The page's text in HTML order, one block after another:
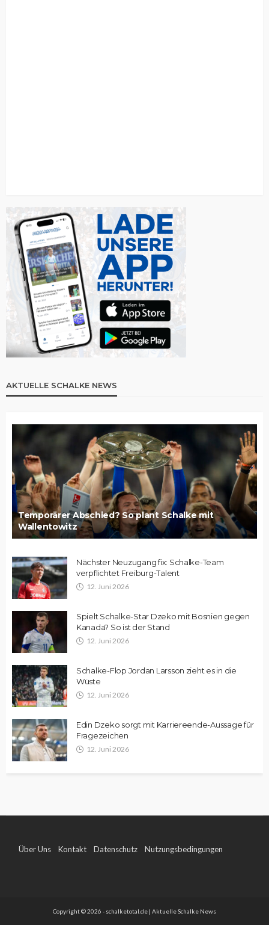
AKTUELLE SCHALKE NEWS
Temporärer Abschied? So plant Schalke mit
Wallentowitz
Nächster Neuzugang fix: Schalke-Team
verpflichtet Freiburg-Talent
12. Juni 2026
Spielt Schalke-Star Dzeko mit Bosnien gegen
Kanada? So ist der Stand
12. Juni 2026
Schalke-Flop Jordan Larsson zieht es in die
Wüste
12. Juni 2026
Edin Dzeko sorgt mit Karriereende-Aussage für
Fragezeichen
12. Juni 2026
Über Uns Kontakt Datenschutz Nutzungsbedingungen
Copyright © 2026 - schalketotal.de | Aktuelle Schalke News